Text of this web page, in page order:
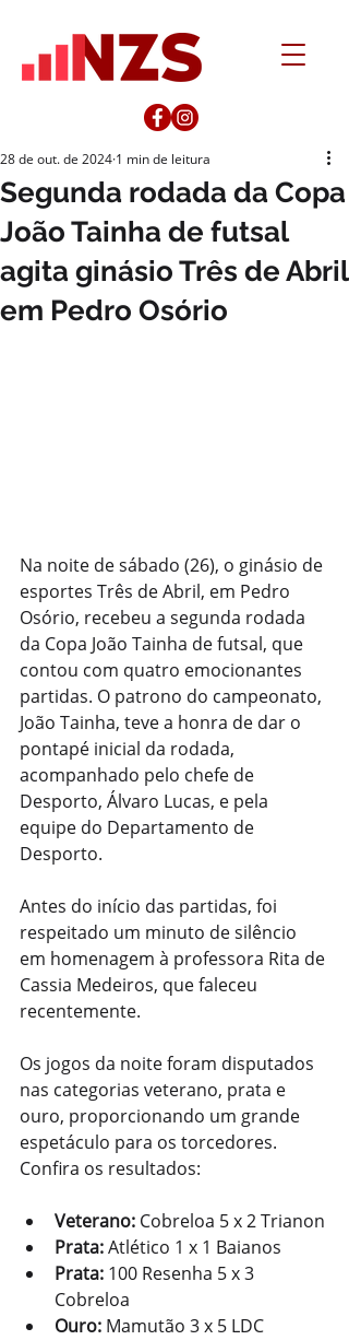
Segunda rodada da Copa
João Tainha de futsal
agita ginásio Três de Abril
em Pedro Osório
28 de out. de 2024 1 min de leitura
Na noite de sábado (26), o ginásio de
esportes Três de Abril, em Pedro
Osório, recebeu a segunda rodada
da Copa João Tainha de futsal, que
contou com quatro emocionantes
partidas. O patrono do campeonato,
João Tainha, teve a honra de dar o
pontapé inicial da rodada,
acompanhado pelo chefe de
Desporto, Álvaro Lucas, e pela
equipe do Departamento de
Desporto.
Antes do início das partidas, foi
respeitado um minuto de silêncio
em homenagem à professora Rita de
Cassia Medeiros, que faleceu
recentemente.
Os jogos da noite foram disputados
nas categorias veterano, prata e
ouro, proporcionando um grande
espetáculo para os torcedores.
Confira os resultados:
Veterano: Cobreloa 5 x 2 Trianon
Prata: Atlético 1 x 1 Baianos
Prata: 100 Resenha 5 x 3
Cobreloa
Ouro: Mamutão 3 x 5 LDC